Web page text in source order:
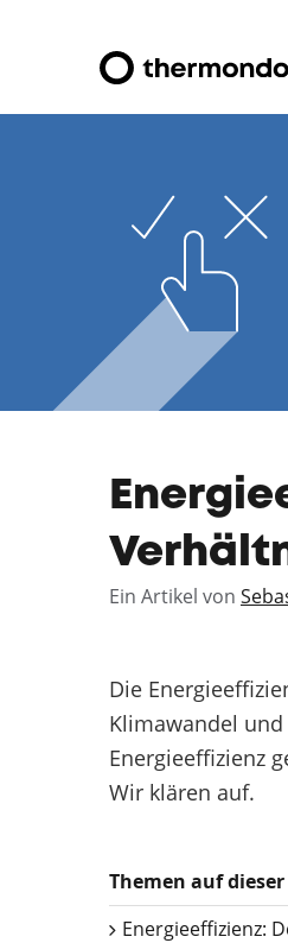
Ein Artikel von
Die
Klimawandel
Energieeffizienz
Wir klären auf.
Themen auf dieser
Energieeffizienz: